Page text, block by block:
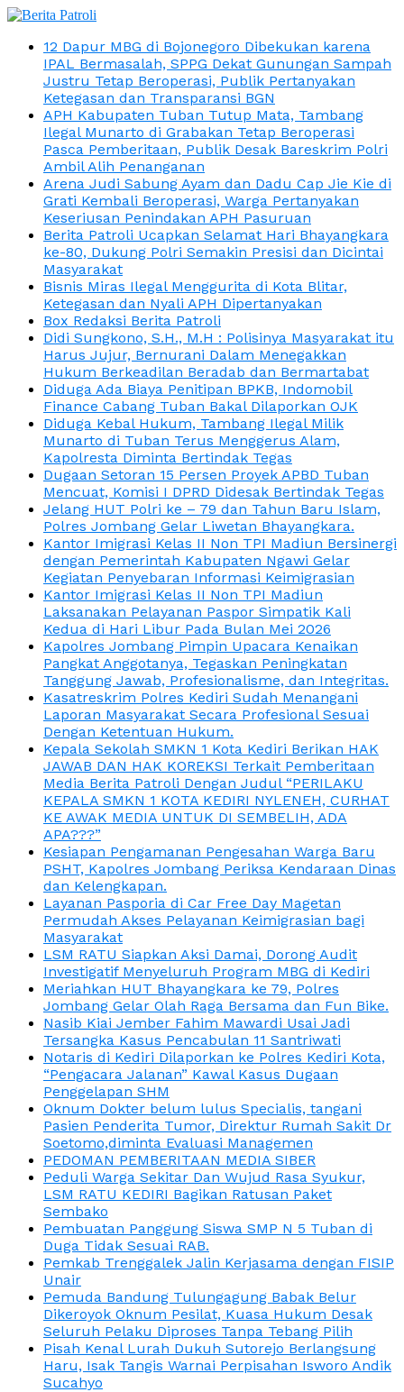
12 Dapur MBG di Bojonegoro Dibekukan karena
IPAL Bermasalah, SPPG Dekat Gunungan Sampah
Justru Tetap Beroperasi, Publik Pertanyakan
Ketegasan dan Transparansi BGN
APH Kabupaten Tuban Tutup Mata, Tambang
Ilegal Munarto di Grabakan Tetap Beroperasi
Pasca Pemberitaan, Publik Desak Bareskrim Polri
Ambil Alih Penanganan
Arena Judi Sabung Ayam dan Dadu Cap Jie Kie di
Grati Kembali Beroperasi, Warga Pertanyakan
Keseriusan Penindakan APH Pasuruan
Berita Patroli Ucapkan Selamat Hari Bhayangkara
ke-80, Dukung Polri Semakin Presisi dan Dicintai
Masyarakat
Bisnis Miras Ilegal Menggurita di Kota Blitar,
Ketegasan dan Nyali APH Dipertanyakan
Box Redaksi Berita Patroli
Didi Sungkono, S.H., M.H : Polisinya Masyarakat itu
Harus Jujur, Bernurani Dalam Menegakkan
Hukum Berkeadilan Beradab dan Bermartabat
Diduga Ada Biaya Penitipan BPKB, Indomobil
Finance Cabang Tuban Bakal Dilaporkan OJK
Diduga Kebal Hukum, Tambang Ilegal Milik
Munarto di Tuban Terus Menggerus Alam,
Kapolresta Diminta Bertindak Tegas
Dugaan Setoran 15 Persen Proyek APBD Tuban
Mencuat, Komisi I DPRD Didesak Bertindak Tegas
Jelang HUT Polri ke – 79 dan Tahun Baru Islam,
Polres Jombang Gelar Liwetan Bhayangkara.
Kantor Imigrasi Kelas II Non TPI Madiun Bersinergi
dengan Pemerintah Kabupaten Ngawi Gelar
Kegiatan Penyebaran Informasi Keimigrasian
Kantor Imigrasi Kelas II Non TPI Madiun
Laksanakan Pelayanan Paspor Simpatik Kali
Kedua di Hari Libur Pada Bulan Mei 2026
Kapolres Jombang Pimpin Upacara Kenaikan
Pangkat Anggotanya, Tegaskan Peningkatan
Tanggung Jawab, Profesionalisme, dan Integritas.
Kasatreskrim Polres Kediri Sudah Menangani
Laporan Masyarakat Secara Profesional Sesuai
Dengan Ketentuan Hukum.
Kepala Sekolah SMKN 1 Kota Kediri Berikan HAK
JAWAB DAN HAK KOREKSI Terkait Pemberitaan
Media Berita Patroli Dengan Judul “PERILAKU
KEPALA SMKN 1 KOTA KEDIRI NYLENEH, CURHAT
KE AWAK MEDIA UNTUK DI SEMBELIH, ADA
APA???”
Kesiapan Pengamanan Pengesahan Warga Baru
PSHT, Kapolres Jombang Periksa Kendaraan Dinas
dan Kelengkapan.
Layanan Pasporia di Car Free Day Magetan
Permudah Akses Pelayanan Keimigrasian bagi
Masyarakat
LSM RATU Siapkan Aksi Damai, Dorong Audit
Investigatif Menyeluruh Program MBG di Kediri
Meriahkan HUT Bhayangkara ke 79, Polres
Jombang Gelar Olah Raga Bersama dan Fun Bike.
Nasib Kiai Jember Fahim Mawardi Usai Jadi
Tersangka Kasus Pencabulan 11 Santriwati
Notaris di Kediri Dilaporkan ke Polres Kediri Kota,
“Pengacara Jalanan” Kawal Kasus Dugaan
Penggelapan SHM
Oknum Dokter belum lulus Specialis, tangani
Pasien Penderita Tumor, Direktur Rumah Sakit Dr
Soetomo,diminta Evaluasi Managemen
PEDOMAN PEMBERITAAN MEDIA SIBER
Peduli Warga Sekitar Dan Wujud Rasa Syukur,
LSM RATU KEDIRI Bagikan Ratusan Paket
Sembako
Pembuatan Panggung Siswa SMP N 5 Tuban di
Duga Tidak Sesuai RAB.
Pemkab Trenggalek Jalin Kerjasama dengan FISIP
Unair
Pemuda Bandung Tulungagung Babak Belur
Dikeroyok Oknum Pesilat, Kuasa Hukum Desak
Seluruh Pelaku Diproses Tanpa Tebang Pilih
Pisah Kenal Lurah Dukuh Sutorejo Berlangsung
Haru, Isak Tangis Warnai Perpisahan Isworo Andik
Sucahyo